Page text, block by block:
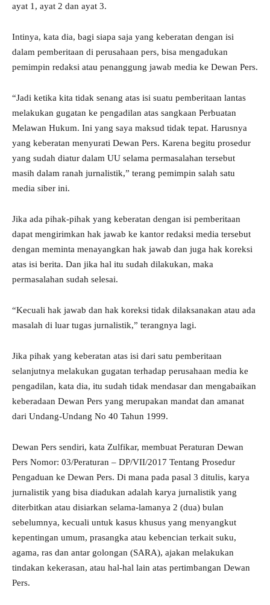
ayat 1, ayat 2 dan ayat 3.
Intinya, kata dia, bagi siapa saja yang keberatan dengan isi
dalam pemberitaan di perusahaan pers, bisa mengadukan
pemimpin redaksi atau penanggung jawab media ke Dewan Pers.
“Jadi ketika kita tidak senang atas isi suatu pemberitaan lantas
melakukan gugatan ke pengadilan atas sangkaan Perbuatan
Melawan Hukum. Ini yang saya maksud tidak tepat. Harusnya
yang keberatan menyurati Dewan Pers. Karena begitu prosedur
yang sudah diatur dalam UU selama permasalahan tersebut
masih dalam ranah jurnalistik,” terang pemimpin salah satu
media siber ini.
Jika ada pihak-pihak yang keberatan dengan isi pemberitaan
dapat mengirimkan hak jawab ke kantor redaksi media tersebut
dengan meminta menayangkan hak jawab dan juga hak koreksi
atas isi berita. Dan jika hal itu sudah dilakukan, maka
permasalahan sudah selesai.
“Kecuali hak jawab dan hak koreksi tidak dilaksanakan atau ada
masalah di luar tugas jurnalistik,” terangnya lagi.
Jika pihak yang keberatan atas isi dari satu pemberitaan
selanjutnya melakukan gugatan terhadap perusahaan media ke
pengadilan, kata dia, itu sudah tidak mendasar dan mengabaikan
keberadaan Dewan Pers yang merupakan mandat dan amanat
dari Undang-Undang No 40 Tahun 1999.
Dewan Pers sendiri, kata Zulfikar, membuat Peraturan Dewan
Pers Nomor: 03/Peraturan – DP/VII/2017 Tentang Prosedur
Pengaduan ke Dewan Pers. Di mana pada pasal 3 ditulis, karya
jurnalistik yang bisa diadukan adalah karya jurnalistik yang
diterbitkan atau disiarkan selama-lamanya 2 (dua) bulan
sebelumnya, kecuali untuk kasus khusus yang menyangkut
kepentingan umum, prasangka atau kebencian terkait suku,
agama, ras dan antar golongan (SARA), ajakan melakukan
tindakan kekerasan, atau hal-hal lain atas pertimbangan Dewan
Pers.